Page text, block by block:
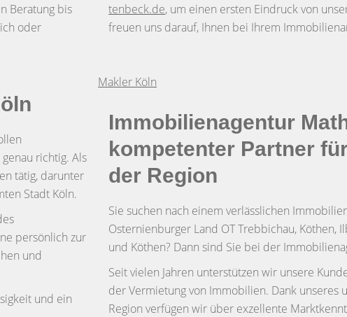
Beratung bis
oder
tenbeck.de, um einen ersten Eindruck von
freuen uns darauf, Ihnen bei Ihrem
richtig. Als
tätig, darunter
Stadt Köln.
persönlich zur
und
und ein
Makler Köln
Immobilienagentur
kompetenter Partner
der Region
Sie suchen nach einem verlässlichen
Osternienburger Land OT Trebbichau, Köthen,
und Köthen? Dann sind Sie bei der
Seit vielen Jahren unterstützen wir unsere
der Vermietung von Immobilien. Dank unseres
Region verfügen wir über exzellente